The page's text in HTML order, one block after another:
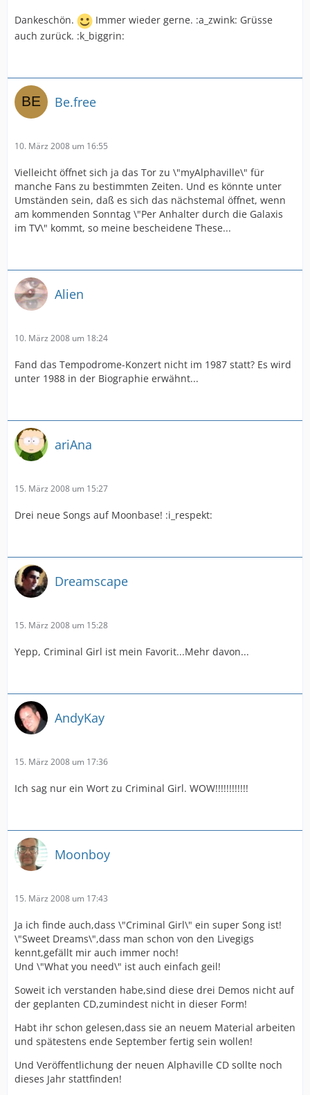
Dankeschön.
Immer wieder gerne. :a_zwink: Grüsse
auch zurück. :k_biggrin:
Be.free
10. März 2008 um 16:55
Vielleicht öffnet sich ja das Tor zu \"myAlphaville\" für
manche Fans zu bestimmten Zeiten. Und es könnte unter
Umständen sein, daß es sich das nächstemal öffnet, wenn
am kommenden Sonntag \"Per Anhalter durch die Galaxis
im TV\" kommt, so meine bescheidene These...
Alien
10. März 2008 um 18:24
Fand das Tempodrome-Konzert nicht im 1987 statt? Es wird
unter 1988 in der Biographie erwähnt...
ariAna
15. März 2008 um 15:27
Drei neue Songs auf Moonbase! :i_respekt:
Dreamscape
15. März 2008 um 15:28
Yepp, Criminal Girl ist mein Favorit...Mehr davon...
AndyKay
15. März 2008 um 17:36
Ich sag nur ein Wort zu Criminal Girl. WOW!!!!!!!!!!!!
Moonboy
15. März 2008 um 17:43
Ja ich finde auch,dass \"Criminal Girl\" ein super Song ist!
\"Sweet Dreams\",dass man schon von den Livegigs
kennt,gefällt mir auch immer noch!
Und \"What you need\" ist auch einfach geil!
Soweit ich verstanden habe,sind diese drei Demos nicht auf
der geplanten CD,zumindest nicht in dieser Form!
Habt ihr schon gelesen,dass sie an neuem Material arbeiten
und spätestens ende September fertig sein wollen!
Und Veröffentlichung der neuen Alphaville CD sollte noch
dieses Jahr stattfinden!